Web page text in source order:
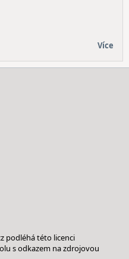
Více
podléhá této licenci
s odkazem na zdrojovou